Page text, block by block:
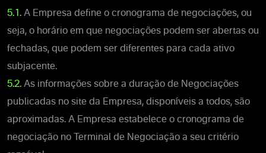
5.1. A Empresa define o cronograma de negociações, ou
seja, o horário em que negociações podem ser abertas ou
fechadas, que podem ser diferentes para cada ativo
subjacente.
5.2. As informações sobre a duração de Negociações
publicadas no site da Empresa, disponíveis a todos, são
aproximadas. A Empresa estabelece o cronograma de
negociação no Terminal de Negociação a seu critério